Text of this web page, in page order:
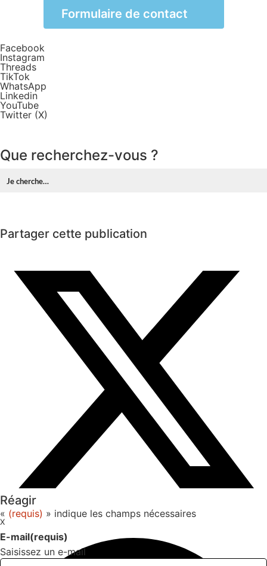
Formulaire de contact
Facebook
Instagram
Threads
TikTok
WhatsApp
Linkedin
YouTube
Twitter (X)
Que recherchez-vous ?
Partager cette publication
X
Réagir
« (requis) » indique les champs nécessaires
E-mail(requis)
Saisissez un e-mail